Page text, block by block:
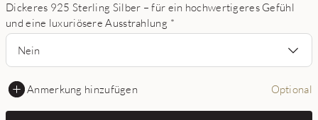
Dickeres 925 Sterling Silber – für ein hochwertigeres Gefühl
und eine luxuriösere Ausstrahlung *
Nein
Anmerkung hinzufügen Optional